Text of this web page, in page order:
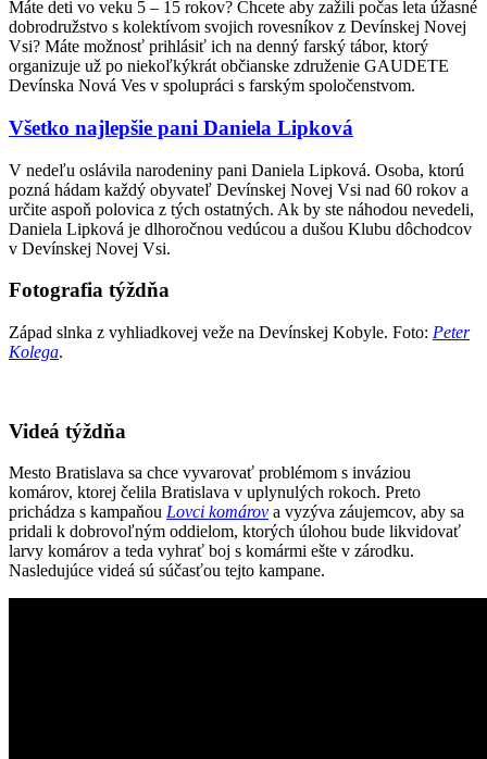
Máte deti vo veku 5 – 15 rokov? Chcete aby zažili počas leta úžasné
dobrodružstvo s kolektívom svojich rovesníkov z Devínskej Novej
Vsi? Máte možnosť prihlásiť ich na denný farský tábor, ktorý
organizuje už po niekoľkýkrát občianske združenie GAUDETE
Devínska Nová Ves v spolupráci s farským spoločenstvom.
Všetko najlepšie pani Daniela Lipková
V nedeľu oslávila narodeniny pani Daniela Lipková. Osoba, ktorú
pozná hádam každý obyvateľ Devínskej Novej Vsi nad 60 rokov a
určite aspoň polovica z tých ostatných. Ak by ste náhodou nevedeli,
Daniela Lipková je dlhoročnou vedúcou a dušou Klubu dôchodcov
v Devínskej Novej Vsi.
Fotografia týždňa
Západ slnka z vyhliadkovej veže na Devínskej Kobyle. Foto: Peter
Kolega.
Videá týždňa
Mesto Bratislava sa chce vyvarovať problémom s inváziou
komárov, ktorej čelila Bratislava v uplynulých rokoch. Preto
prichádza s kampaňou Lovci komárov a vyzýva záujemcov, aby sa
pridali k dobrovoľným oddielom, ktorých úlohou bude likvidovať
larvy komárov a teda vyhrať boj s komármi ešte v zárodku.
Nasledujúce videá sú súčasťou tejto kampane.